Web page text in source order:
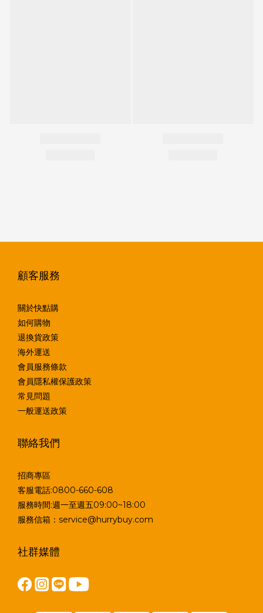
顧客服務
關於快點購
如何購物
退換貨政策
海外運送
會員服務條款
會員隱私權保護政策
常見問題
一般運送政策
聯絡我們
招商專區
客服電話:0800-660-608
服務時間:週一至週五09:00~18:00
服務信箱：service@hurrybuy.com
社群媒體